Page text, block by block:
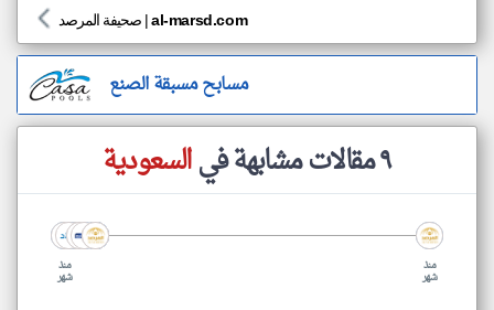
صحيفة المرصد |al-marsd.com
مسابح مسبقة الصنع
٩ مقالات مشابهة في السعودية
منذ
شهر
منذ
شهر